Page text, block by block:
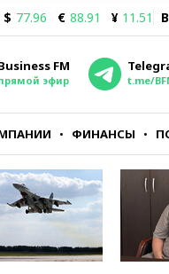
$ 77.96 € 88.91 ¥ 11.51
FM
эфир t.me/
ФИНАНСЫ